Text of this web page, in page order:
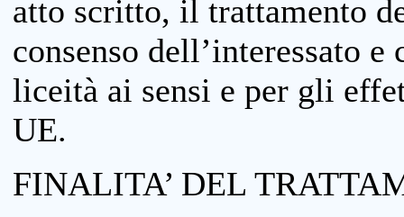
atto scritto, il trattamento
consenso dell’interessato
liceità ai sensi e per gli
UE.
FINALITA’ DEL